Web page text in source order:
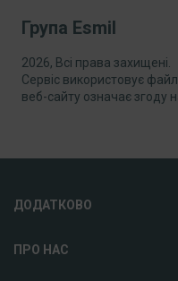
Група Esmil
2026, Всі права захищені.
Сервіс використовує
веб-сайту означає згоду
ДОДАТКОВО
ПРО НАС